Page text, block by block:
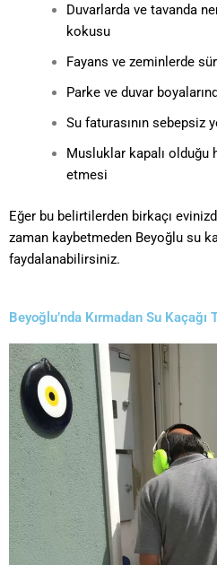
Duvarlarda ve tavanda
kokusu
Fayans ve zeminlerde
Parke ve duvar
Su faturasının sebepsiz
Musluklar kapalı olduğu
etmesi
Eğer bu belirtilerden birkaçı
zaman kaybetmeden Beyoğlu su
faydalanabilirsiniz.
Beyoğlu’nda Kırmadan Su